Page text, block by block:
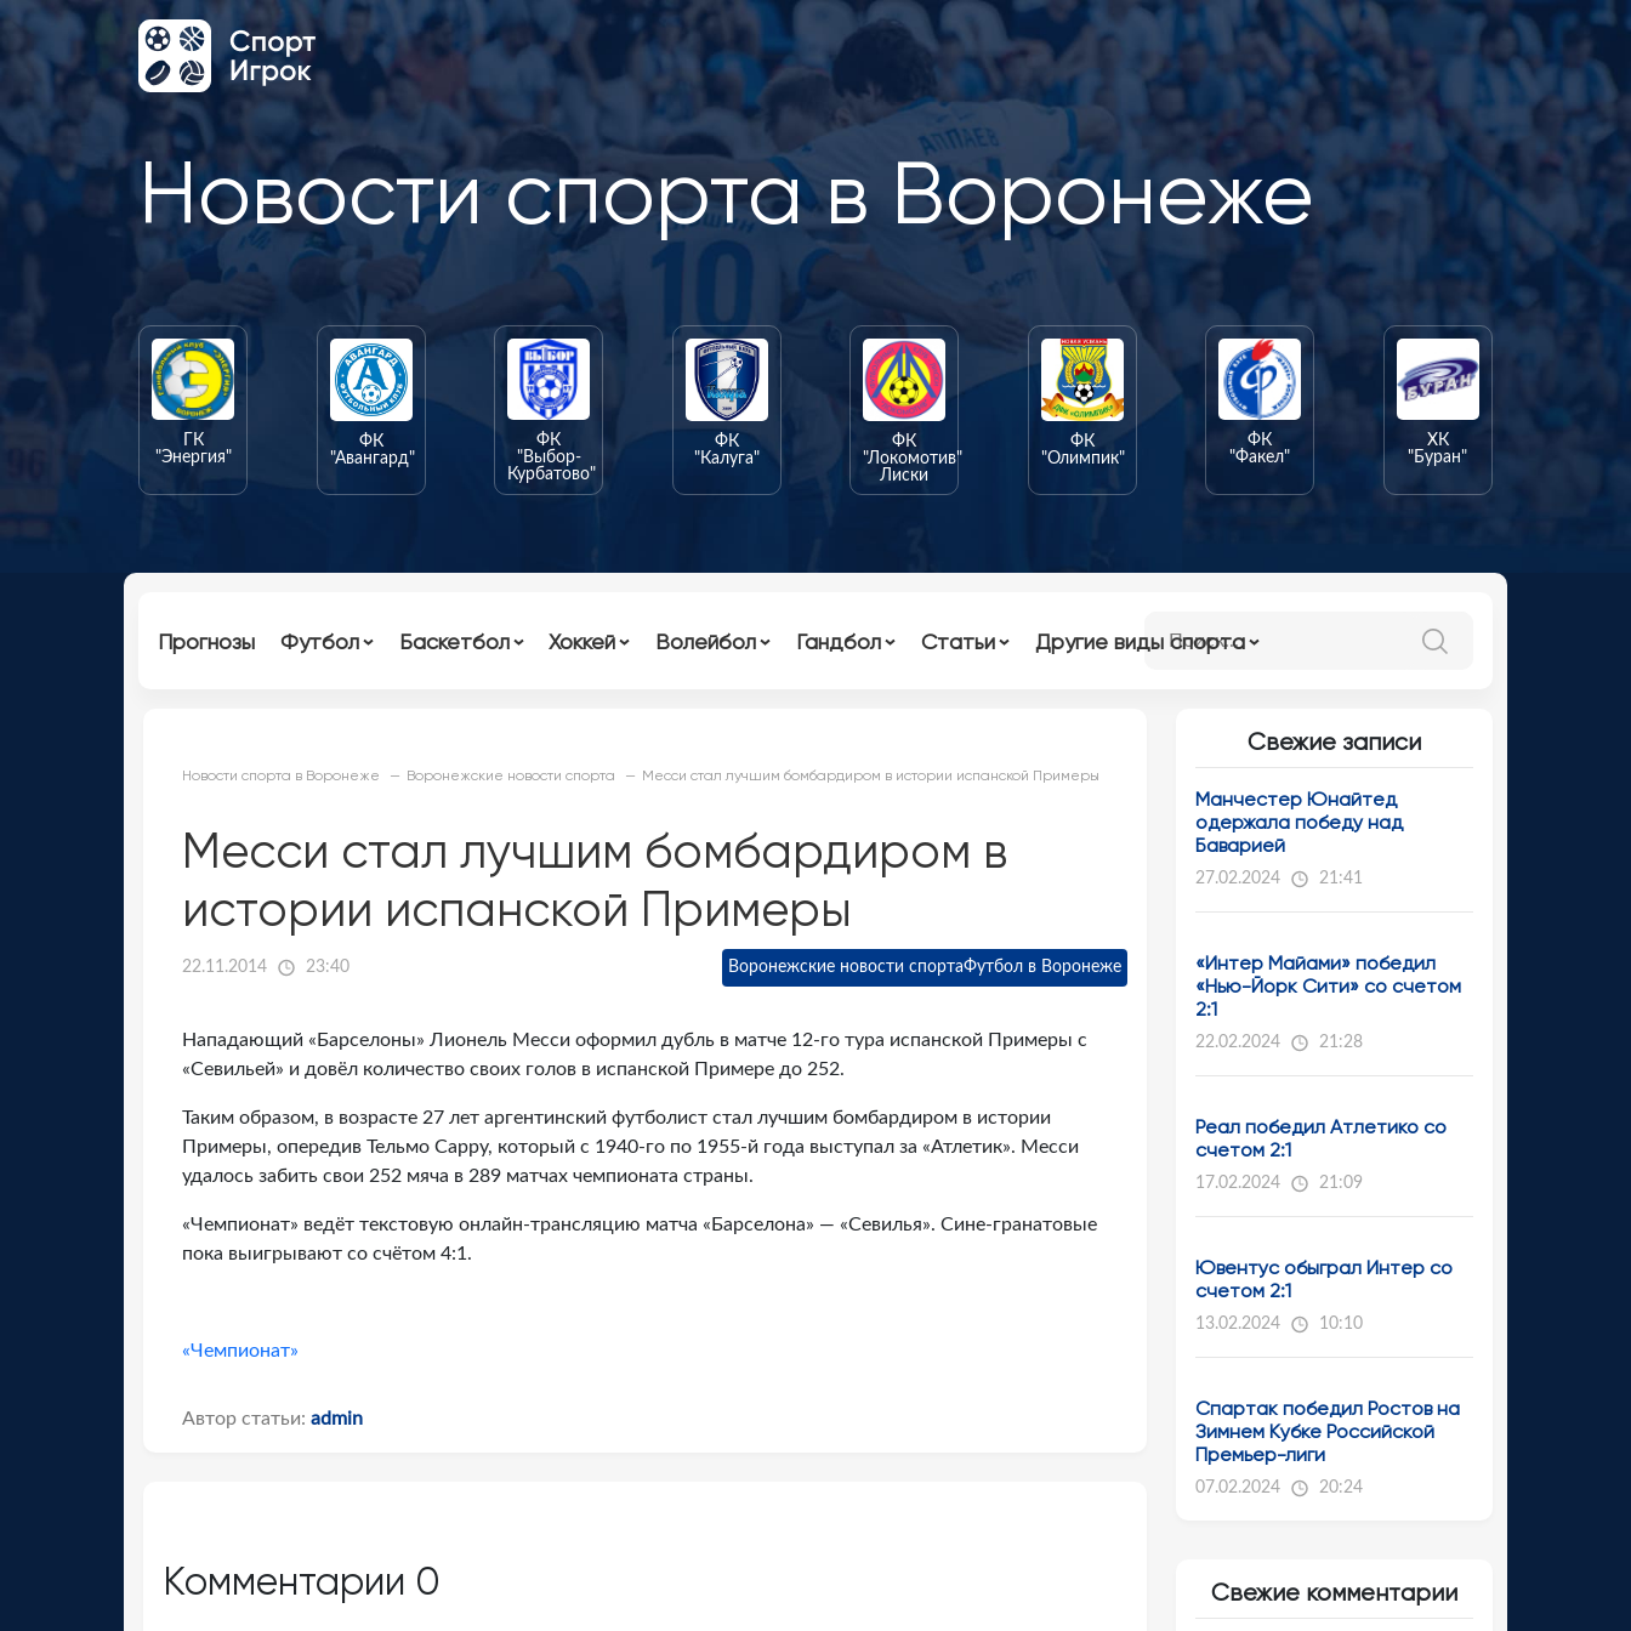
Новости спорта в Воронеже
ГК
"Энергия"
ФК
"Авангард"
ФК
"Выбор-
Курбатово"
ФК
"Калуга"
ФК
"Локомотив"
Лиски
ФК
"Олимпик"
ФК
"Факел"
ХК
"Буран"
Прогнозы Футбол Баскетбол Хоккей Волейбол Гандбол Статьи Другие виды спорта
Новости спорта в Воронеже Воронежские новости спорта Месси стал лучшим бомбардиром в истории испанской Примеры
Месси стал лучшим бомбардиром в
истории испанской Примеры
22.11.2014 23:40 Воронежские новости спортаФутбол в Воронеже
Нападающий «Барселоны» Лионель Месси оформил дубль в матче 12-го тура испанской Примеры с
«Севильей» и довёл количество своих голов в испанской Примере до 252.
Таким образом, в возрасте 27 лет аргентинский футболист стал лучшим бомбардиром в истории
Примеры, опередив Тельмо Сарру, который с 1940-го по 1955-й года выступал за «Атлетик». Месси
удалось забить свои 252 мяча в 289 матчах чемпионата страны.
«Чемпионат» ведёт текстовую онлайн-трансляцию матча «Барселона» — «Севилья». Сине-гранатовые
пока выигрывают со счётом 4:1.
«Чемпионат»
Автор статьи: admin
Комментарии 0
Свежие записи
Манчестер Юнайтед
одержала победу над
Баварией
27.02.2024 21:41
«Интер Майами» победил
«Нью-Йорк Сити» со счетом
2:1
22.02.2024 21:28
Реал победил Атлетико со
счетом 2:1
17.02.2024 21:09
Ювентус обыграл Интер со
счетом 2:1
13.02.2024 10:10
Спартак победил Ростов на
Зимнем Кубке Российской
Премьер-лиги
07.02.2024 20:24
Свежие комментарии